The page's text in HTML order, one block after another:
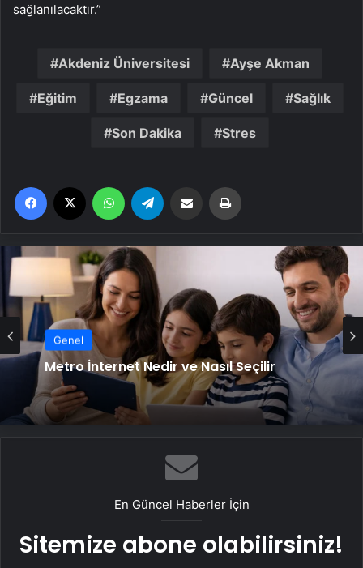
sağlanılacaktır.”
Akdeniz Üniversitesi Ayşe Akman
Eğitim Egzama Güncel Sağlık
Son Dakika Stres
Facebook WhatsApp Email'den paylaş
Genel
Metro İnternet Nedir ve Nasıl Seçilir
En Güncel Haberler İçin
Sitemize abone olabilirsiniz!